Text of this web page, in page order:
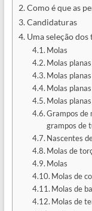
Como é que as
Candidaturas
Uma seleção
Molas
Molas
Molas
Molas
Molas
Grampos de
grampos de
Nascentes
Molas de
Molas
Molas de
Molas de
Molas de